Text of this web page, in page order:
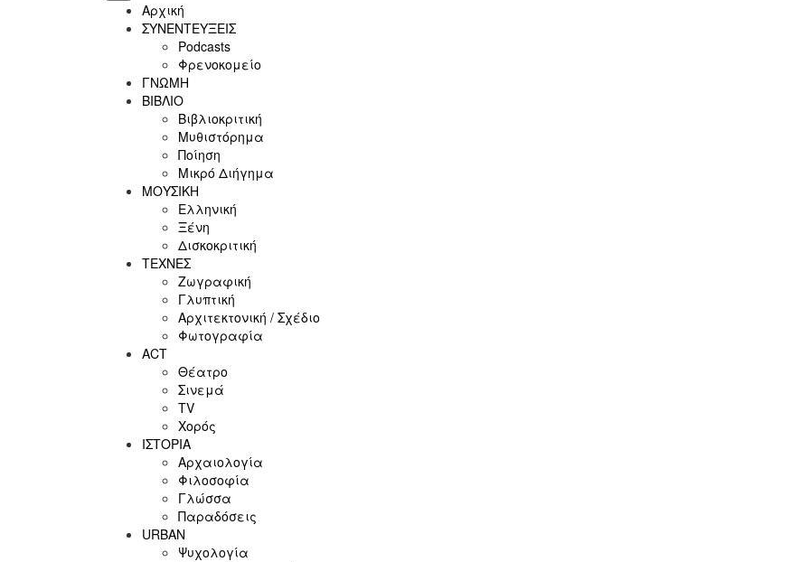
Αρχική
ΣΥΝΕΝΤΕΥΞΕΙΣ
Podcasts
Φρενοκομείο
ΓΝΩΜΗ
ΒΙΒΛΙΟ
Βιβλιοκριτική
Μυθιστόρημα
Ποίηση
Μικρό Διήγημα
ΜΟΥΣΙΚΗ
Ελληνική
Ξένη
Δισκοκριτική
ΤΕΧΝΕΣ
Ζωγραφική
Γλυπτική
Αρχιτεκτονική / Σχέδιο
Φωτογραφία
ACT
Θέατρο
Σινεμά
ΤV
Χορός
ΙΣΤΟΡΙΑ
Αρχαιολογία
Φιλοσοφία
Γλώσσα
Παραδόσεις
URBAN
Ψυχολογία